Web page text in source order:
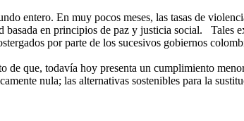
entero. En muy pocos meses, las tasas de
basada en principios de paz y justicia social. Tales
por parte de los sucesivos gobiernos
que, todavía hoy presenta un cumplimiento
nula; las alternativas sostenibles para la